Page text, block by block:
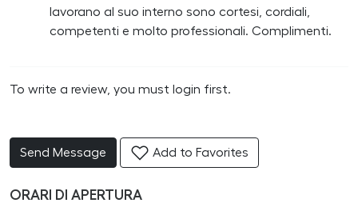
lavorano al suo interno sono cortesi, cordiali,
competenti e molto professionali. Complimenti.
To write a review, you must login first.
Send Message Add to Favorites
ORARI DI APERTURA